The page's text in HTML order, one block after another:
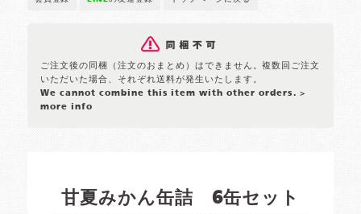
ご注文後の同梱（注文のおまとめ）はできません。複数回ご注文
いただいた場合、それぞれ送料が発生いたします。
We cannot combine this item with other orders. >
more info
甘夏みかん缶詰 6缶セット